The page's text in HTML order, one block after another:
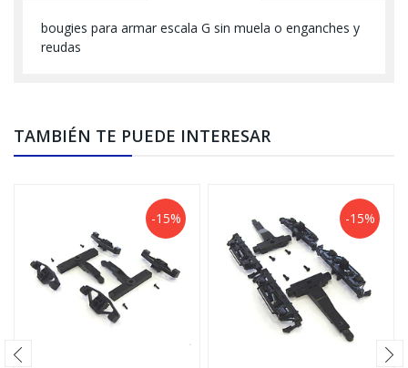
bougies para armar escala G sin muela o enganches y
reudas
TAMBIÉN TE PUEDE INTERESAR
-15% -15%